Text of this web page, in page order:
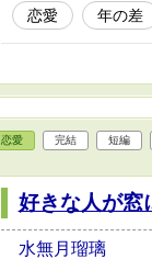
恋愛 年の差
恋愛 完結 短編
好きな人が窓
水無月瑠璃